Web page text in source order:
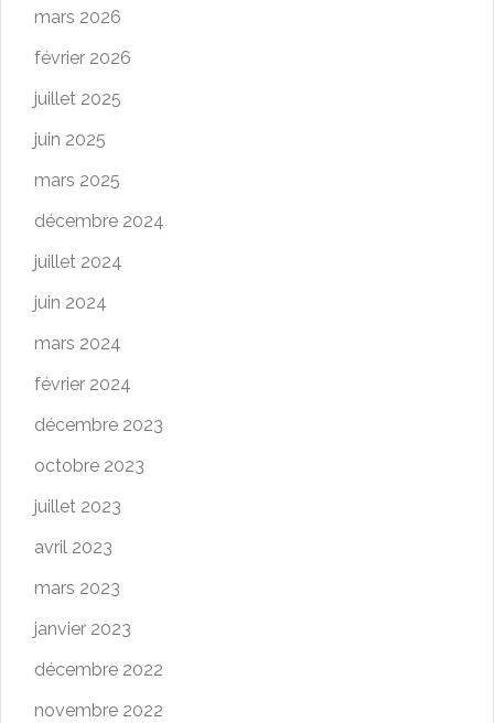
mars 2026
février 2026
juillet 2025
juin 2025
mars 2025
décembre 2024
juillet 2024
juin 2024
mars 2024
février 2024
décembre 2023
octobre 2023
juillet 2023
avril 2023
mars 2023
janvier 2023
décembre 2022
novembre 2022